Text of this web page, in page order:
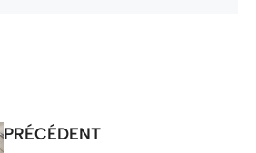
PRÉCÉDENT